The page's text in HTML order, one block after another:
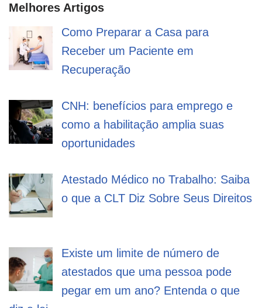
Melhores Artigos
Como Preparar a Casa para
Receber um Paciente em
Recuperação
CNH: benefícios para emprego e
como a habilitação amplia suas
oportunidades
Atestado Médico no Trabalho: Saiba
o que a CLT Diz Sobre Seus Direitos
Existe um limite de número de
atestados que uma pessoa pode
pegar em um ano? Entenda o que